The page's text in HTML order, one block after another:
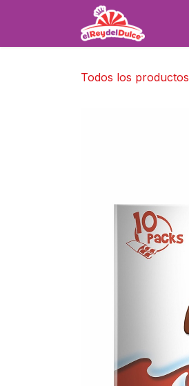
Todos los productos